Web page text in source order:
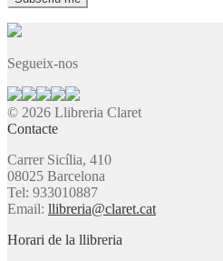
Segueix-nos
© 2026 Llibreria Claret
Contacte
Carrer Sicília, 410
08025 Barcelona
Tel: 933010887
Email: llibreria@claret.cat
Horari de la llibreria